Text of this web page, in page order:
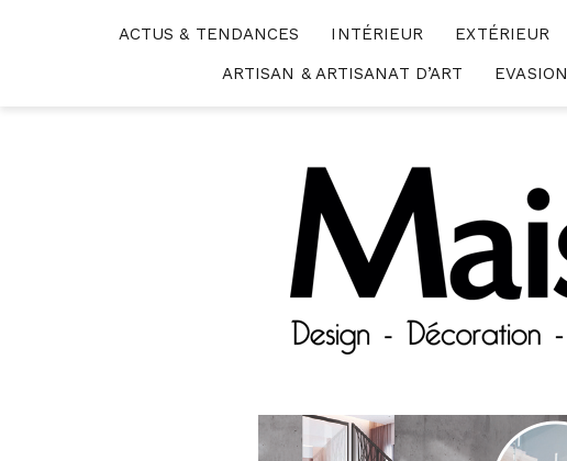
ACTUS & TENDANCES INTÉRIEUR EXTÉRIEUR
ARTISAN & ARTISANAT D’ART
EVASION